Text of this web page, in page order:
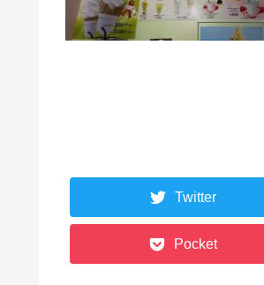
Twitter
Pocket